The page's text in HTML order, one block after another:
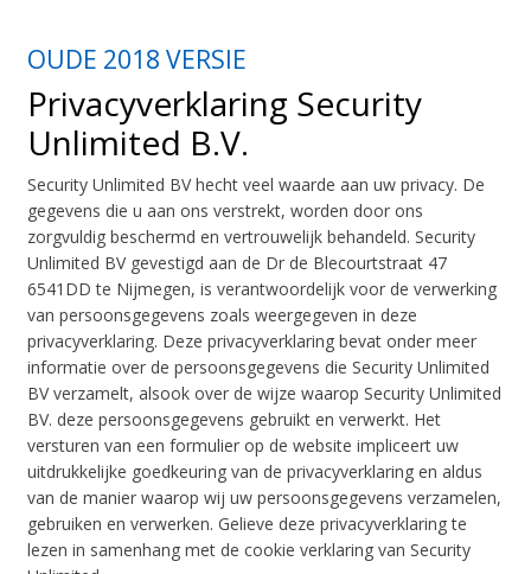
OUDE 2018 VERSIE
Privacyverklaring Security
Unlimited B.V.
Security Unlimited BV hecht veel waarde aan uw privacy. De
gegevens die u aan ons verstrekt, worden door ons
zorgvuldig beschermd en vertrouwelijk behandeld. Security
Unlimited BV gevestigd aan de Dr de Blecourtstraat 47
6541DD te Nijmegen, is verantwoordelijk voor de verwerking
van persoonsgegevens zoals weergegeven in deze
privacyverklaring. Deze privacyverklaring bevat onder meer
informatie over de persoonsgegevens die Security Unlimited
BV verzamelt, alsook over de wijze waarop Security Unlimited
BV. deze persoonsgegevens gebruikt en verwerkt. Het
versturen van een formulier op de website impliceert uw
uitdrukkelijke goedkeuring van de privacyverklaring en aldus
van de manier waarop wij uw persoonsgegevens verzamelen,
gebruiken en verwerken. Gelieve deze privacyverklaring te
lezen in samenhang met de cookie verklaring van Security